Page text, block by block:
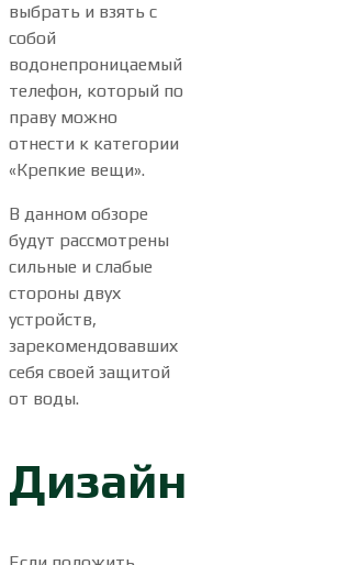
выбрать и взять с
собой
водонепроницаемый
телефон, который по
праву можно
отнести к категории
«Крепкие вещи».
В данном обзоре
будут рассмотрены
сильные и слабые
стороны двух
устройств,
зарекомендовавших
себя своей защитой
от воды.
Дизайн